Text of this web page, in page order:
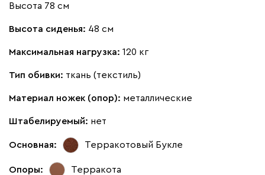
Высота 78 см
Высота сиденья: 48 см
Максимальная нагрузка: 120 кг
Тип обивки: ткань (текстиль)
Материал ножек (опор): металлические
Штабелируемый: нет
Основная: Терракотовый Букле
Опоры: Терракота